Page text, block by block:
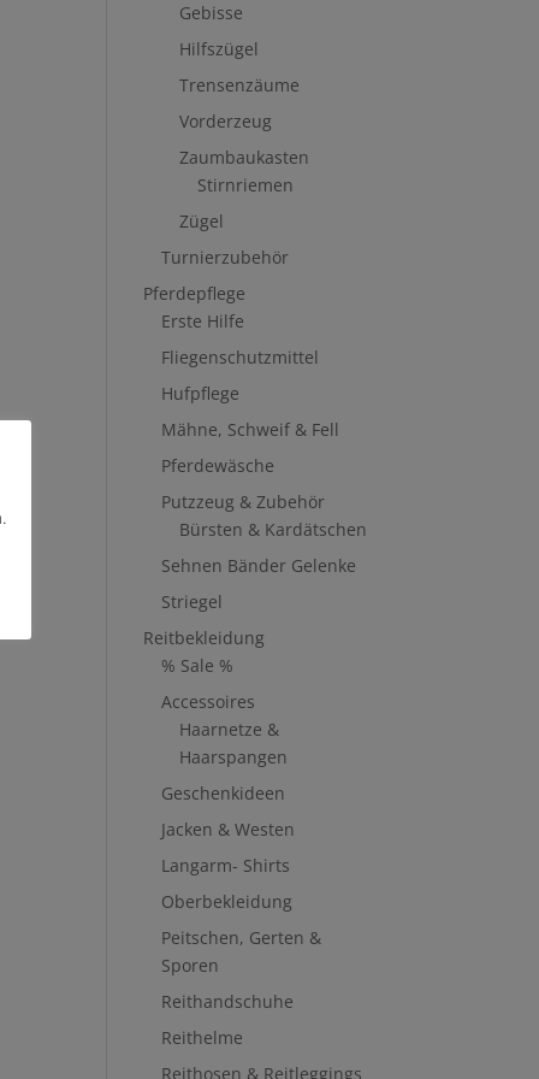
Gebisse
Hilfszügel
Trensenzäume
Vorderzeug
Zaumbaukasten
Stirnriemen
Zügel
Turnierzubehör
Pferdepflege
Erste Hilfe
Fliegenschutzmittel
Hufpflege
Mähne, Schweif & Fell
Pferdewäsche
Putzzeug & Zubehör
Bürsten & Kardätschen
Sehnen Bänder Gelenke
Striegel
Reitbekleidung
% Sale %
Accessoires
Haarnetze &
Haarspangen
Geschenkideen
Jacken & Westen
Langarm- Shirts
Oberbekleidung
Peitschen, Gerten &
Sporen
Reithandschuhe
Reithelme
Reithosen & Reitleggings